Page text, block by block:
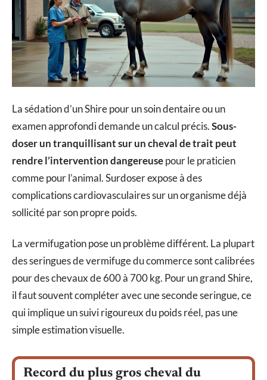
La sédation d’un Shire pour un soin dentaire ou un
examen approfondi demande un calcul précis.Sous-
doser un tranquillisant sur un cheval de trait peut
rendre l’intervention dangereusepour le praticien
comme pour l’animal. Surdoser expose à des
complications cardiovasculaires sur un organisme déjà
sollicité par son propre poids.
La vermifugation pose un problème différent. La plupart
des seringues de vermifuge du commerce sont calibrées
pour des chevaux de 600 à 700 kg. Pour un grand Shire,
il faut souvent compléter avec une seconde seringue, ce
qui implique un suivi rigoureux du poids réel, pas une
simple estimation visuelle.
Record du plus gros cheval du